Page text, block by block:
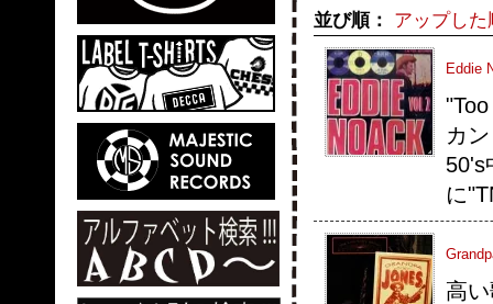
並び順： アップした
Eddie
カ
50's
に
高